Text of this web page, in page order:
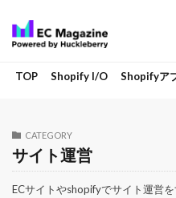
TOP Shopify I/O Shopifyア
CATEGORY
サイト運営
ECサイトやshopifyでサイト運営